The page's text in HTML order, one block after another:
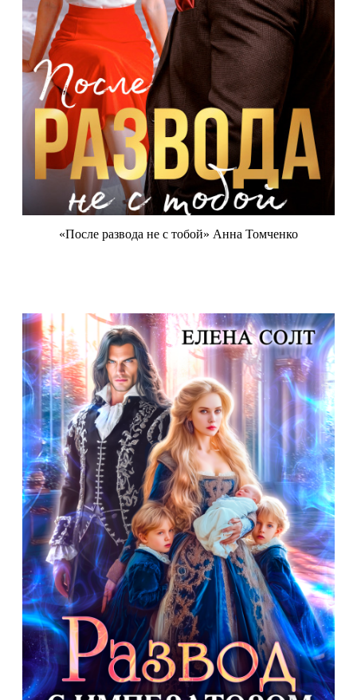
«После развода не с тобой» Анна Томченко